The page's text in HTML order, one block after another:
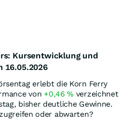
Kursentwicklung und
16.05.2026
erlebt die Korn Ferry
von +0,46% verzeichnet
bisher deutliche Gewinne.
oder abwarten?